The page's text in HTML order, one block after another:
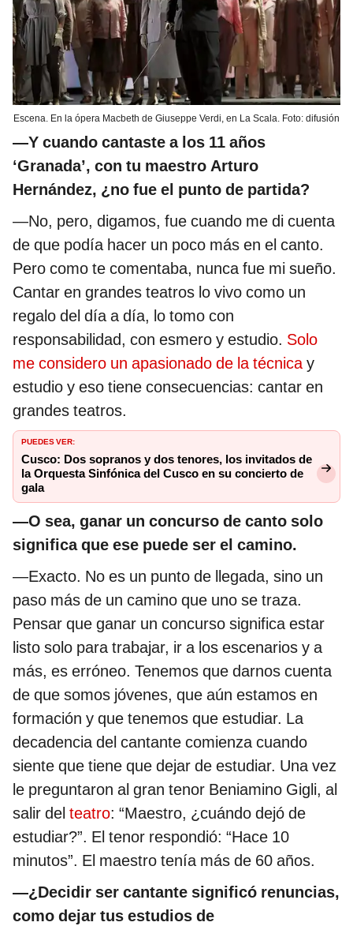
Escena. En la ópera Macbeth de Giuseppe Verdi, en La Scala. Foto: difusión
—Y cuando cantaste a los 11 años
‘Granada’, con tu maestro Arturo
Hernández, ¿no fue el punto de partida?
—No, pero, digamos, fue cuando me di cuenta
de que podía hacer un poco más en el canto.
Pero como te comentaba, nunca fue mi sueño.
Cantar en grandes teatros lo vivo como un
regalo del día a día, lo tomo con
responsabilidad, con esmero y estudio. Solo
me considero un apasionado de la técnicay
estudio y eso tiene consecuencias: cantar en
grandes teatros.
PUEDES VER:
Cusco: Dos sopranos y dos tenores, los invitados de
la Orquesta Sinfónica del Cusco en su concierto de
gala
—O sea, ganar un concurso de canto solo
significa que ese puede ser el camino.
—Exacto. No es un punto de llegada, sino un
paso más de un camino que uno se traza.
Pensar que ganar un concurso significa estar
listo solo para trabajar, ir a los escenarios y a
más, es erróneo. Tenemos que darnos cuenta
de que somos jóvenes, que aún estamos en
formación y que tenemos que estudiar. La
decadencia del cantante comienza cuando
siente que tiene que dejar de estudiar. Una vez
le preguntaron al gran tenor Beniamino Gigli, al
salir del teatro: “Maestro, ¿cuándo dejó de
estudiar?”. El tenor respondió: “Hace 10
minutos”. El maestro tenía más de 60 años.
—¿Decidir ser cantante significó renuncias,
como dejar tus estudios de